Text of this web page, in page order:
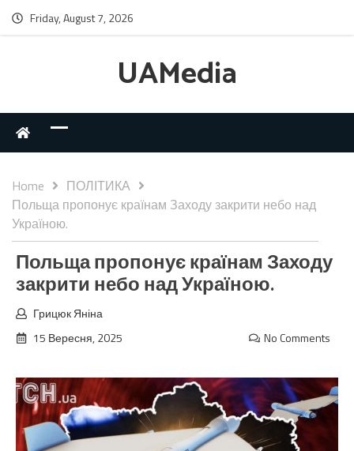
Friday, August 7, 2026
UAMedia
Home
ПОЛІТИКА
Польща пропонує країнам Заходу закрити небо над
Україною.
Польща пропонує країнам Заходу
закрити небо над Україною.
Грицюк Яніна
15 Вересня, 2025
No Comments